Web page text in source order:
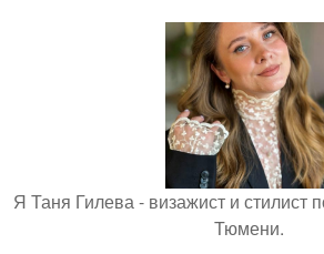
Я Таня Гилева - визажист и стилист
Тюмени.